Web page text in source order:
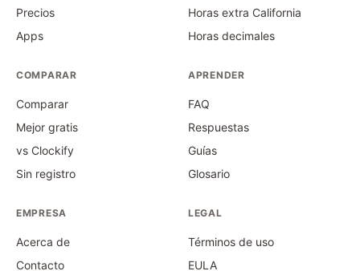
Precios
Apps
Horas extra California
Horas decimales
COMPARAR
Comparar
Mejor gratis
vs Clockify
Sin registro
APRENDER
FAQ
Respuestas
Guías
Glosario
EMPRESA
Acerca de
Contacto
LEGAL
Términos de uso
EULA